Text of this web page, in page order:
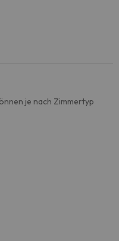
je nach Zimmertyp